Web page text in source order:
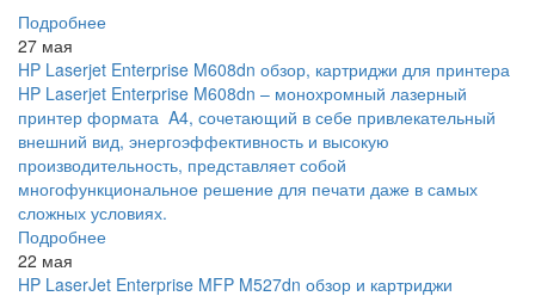
Подробнее
27 мая
HP Laserjet Enterprise M608dn обзор, картриджи для принтера
HP Laserjet Enterprise M608dn – монохромный лазерный
принтер формата A4, сочетающий в себе привлекательный
внешний вид, энергоэффективность и высокую
производительность, представляет собой
многофункциональное решение для печати даже в самых
сложных условиях.
Подробнее
22 мая
HP LaserJet Enterprise MFP M527dn обзор и картриджи